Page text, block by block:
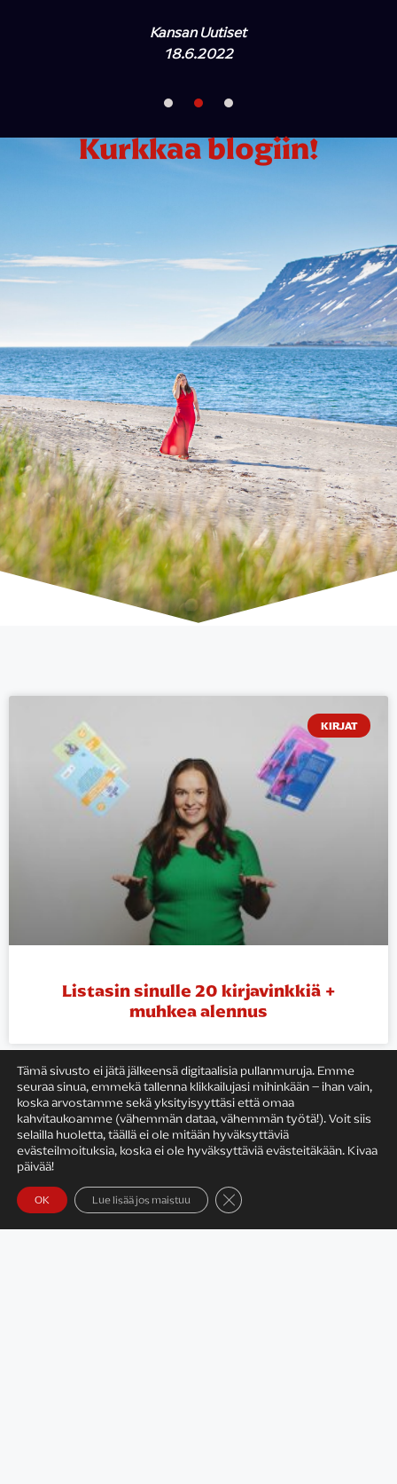
Kansan Uutiset
18.6.2022
Kurkkaa blogiin!
KIRJAT
Listasin sinulle 20 kirjavinkkiä +
muhkea alennus
KIRJAILIJAN TYÖ
Tämä sivusto ei jätä jälkeensä digitaalisia pullanmuruja. Emme
seuraa sinua, emmekä tallenna klikkailujasi mihinkään – ihan vain,
koska arvostamme sekä yksityisyyttäsi että omaa
kahvitaukoamme (vähemmän dataa, vähemmän työtä!). Voit siis
selailla huoletta, täällä ei ole mitään hyväksyttäviä
evästeilmoituksia, koska ei ole hyväksyttäviä evästeitäkään. Kivaa
päivää!
OK Lue lisää jos maistuu Sulje evästebanneri